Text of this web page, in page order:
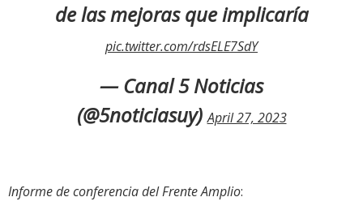
de las mejoras que implicaría
pic.twitter.com/rdsELE7SdY
— Canal 5 Noticias
(@5noticiasuy)April 27, 2023
Informe de conferencia del Frente Amplio: